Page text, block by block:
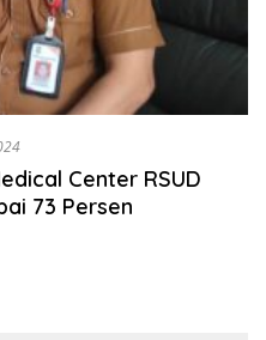
Center RSUD
73 Persen